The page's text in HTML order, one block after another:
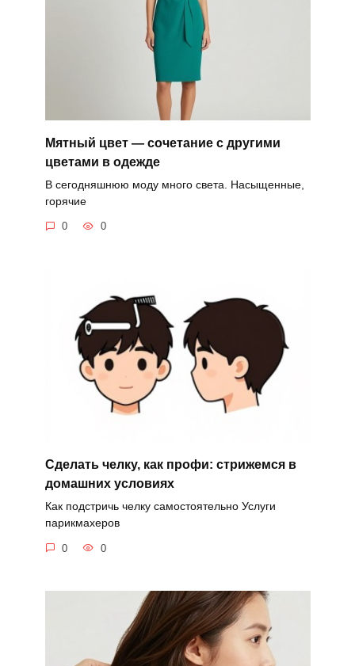
Мятный цвет — сочетание с другими
цветами в одежде
В сегодняшнюю моду много света. Насыщенные,
горячие
0 0
Сделать челку, как профи: стрижемся в
домашних условиях
Как подстричь челку самостоятельно Услуги
парикмахеров
0 0